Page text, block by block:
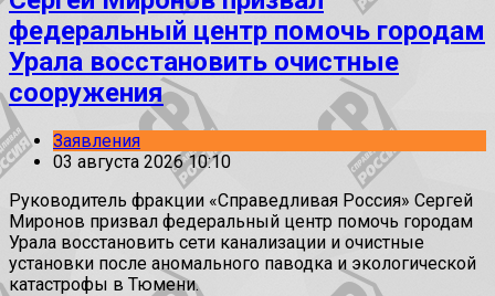
федеральный центр помочь городам
Урала восстановить очистные
сооружения
Заявления
03 августа 2026 10:10
Руководитель фракции «Справедливая Россия» Сергей
Миронов призвал федеральный центр помочь городам
Урала восстановить сети канализации и очистные
установки после аномального паводка и экологической
катастрофы в Тюмени.